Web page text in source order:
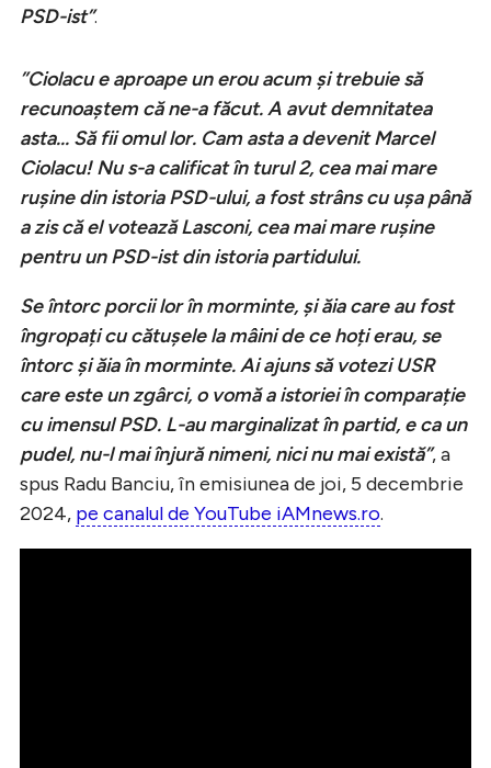
PSD-ist”.
”Ciolacu e aproape un erou acum și trebuie să
recunoaștem că ne-a făcut. A avut demnitatea
asta... Să fii omul lor. Cam asta a devenit Marcel
Ciolacu! Nu s-a calificat în turul 2, cea mai mare
rușine din istoria PSD-ului, a fost strâns cu ușa până
a zis că el votează Lasconi, cea mai mare rușine
pentru un PSD-ist din istoria partidului.
Se întorc porcii lor în morminte, și ăia care au fost
îngropați cu cătușele la mâini de ce hoți erau, se
întorc și ăia în morminte. Ai ajuns să votezi USR
care este un zgârci, o vomă a istoriei în comparație
cu imensul PSD. L-au marginalizat în partid, e ca un
pudel, nu-l mai înjură nimeni, nici nu mai există”, a
spus Radu Banciu, în emisiunea de joi, 5 decembrie
2024, pe canalul de YouTube iAMnews.ro.